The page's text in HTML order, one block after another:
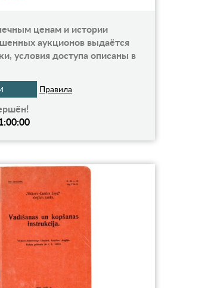
ценам и истории
аукционов выдаётся
условия доступа описаны в
Правила